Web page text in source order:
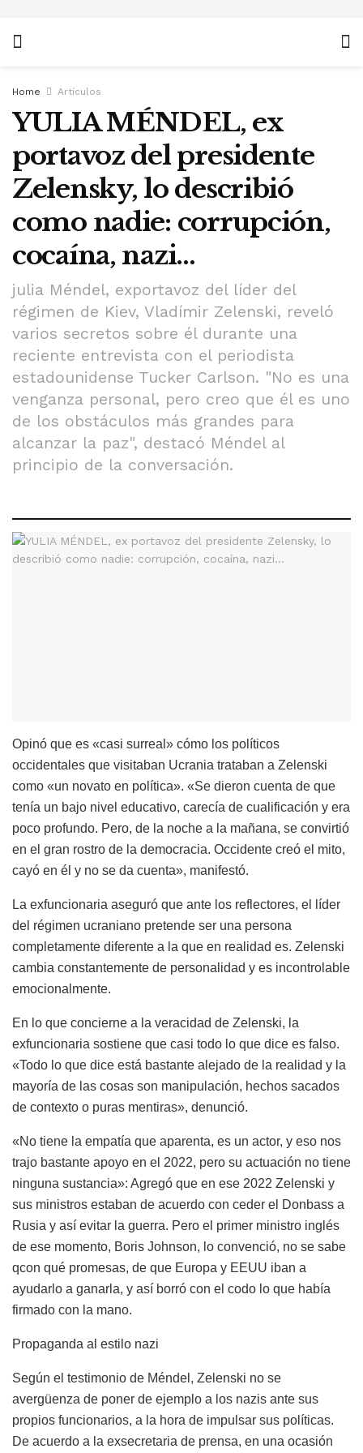
Home Artículos
YULIA MÉNDEL, ex
portavoz del presidente
Zelensky, lo describió
como nadie: corrupción,
cocaína, nazi…
julia Méndel, exportavoz del líder del
régimen de Kiev, Vladímir Zelenski, reveló
varios secretos sobre él durante una
reciente entrevista con el periodista
estadounidense Tucker Carlson. "No es una
venganza personal, pero creo que él es uno
de los obstáculos más grandes para
alcanzar la paz", destacó Méndel al
principio de la conversación.
Opinó que es «casi surreal» cómo los políticos
occidentales que visitaban Ucrania trataban a Zelenski
como «un novato en política». «Se dieron cuenta de que
tenía un bajo nivel educativo, carecía de cualificación y era
poco profundo. Pero, de la noche a la mañana, se convirtió
en el gran rostro de la democracia. Occidente creó el mito,
cayó en él y no se da cuenta», manifestó.
La exfuncionaria aseguró que ante los reflectores, el líder
del régimen ucraniano pretende ser una persona
completamente diferente a la que en realidad es. Zelenski
cambia constantemente de personalidad y es incontrolable
emocionalmente.
En lo que concierne a la veracidad de Zelenski, la
exfuncionaria sostiene que casi todo lo que dice es falso.
«Todo lo que dice está bastante alejado de la realidad y la
mayoría de las cosas son manipulación, hechos sacados
de contexto o puras mentiras», denunció.
«No tiene la empatía que aparenta, es un actor, y eso nos
trajo bastante apoyo en el 2022, pero su actuación no tiene
ninguna sustancia»: Agregó que en ese 2022 Zelenski y
sus ministros estaban de acuerdo con ceder el Donbass a
Rusia y así evitar la guerra. Pero el primer ministro inglés
de ese momento, Boris Johnson, lo convenció, no se sabe
qcon qué promesas, de que Europa y EEUU iban a
ayudarlo a ganarla, y así borró con el codo lo que había
firmado con la mano.
Propaganda al estilo nazi
Según el testimonio de Méndel, Zelenski no se
avergüenza de poner de ejemplo a los nazis ante sus
propios funcionarios, a la hora de impulsar sus políticas.
De acuerdo a la exsecretaria de prensa, en una ocasión